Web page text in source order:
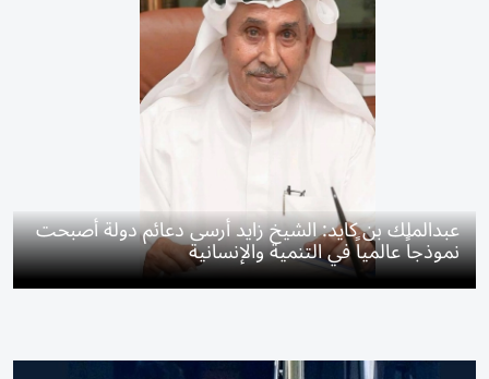
عبدالملك بن كايد: الشيخ زايد أرسى دعائم دولة أصبحت
نموذجاً عالمياً في التنمية والإنسانية